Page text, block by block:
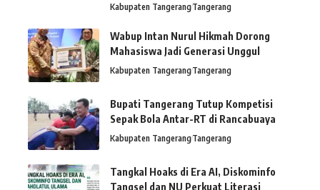
Kabupaten TangerangTangerang
Wabup Intan Nurul Hikmah Dorong
Mahasiswa Jadi Generasi Unggul
Kabupaten TangerangTangerang
Bupati Tangerang Tutup Kompetisi
Sepak Bola Antar-RT di Rancabuaya
Kabupaten TangerangTangerang
Tangkal Hoaks di Era AI, Diskominfo
Tangsel dan NU Perkuat Literasi